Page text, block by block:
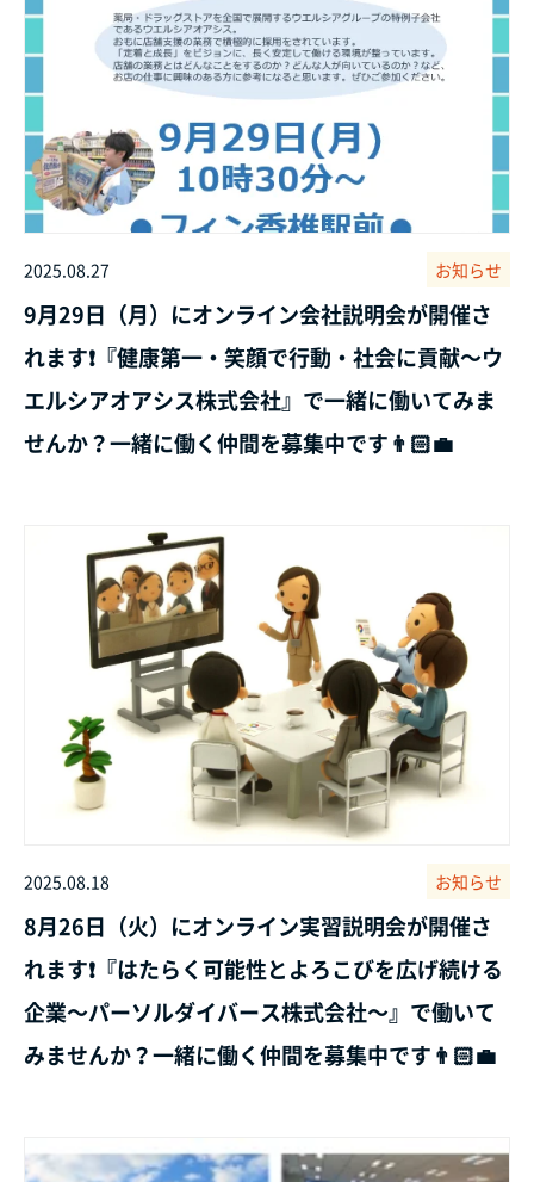
2025.08.27 お知らせ
9月29日（月）にオンライン会社説明会が開催さ
れます❗『健康第一・笑顔で行動・社会に貢献～ウ
エルシアオアシス株式会社』で一緒に働いてみま
せんか？一緒に働く仲間を募集中です👨🏻‍💼
2025.08.18 お知らせ
8月26日（火）にオンライン実習説明会が開催さ
れます❗『はたらく可能性とよろこびを広げ続ける
企業～パーソルダイバース株式会社～』で働いて
みませんか？一緒に働く仲間を募集中です👨🏻‍💼